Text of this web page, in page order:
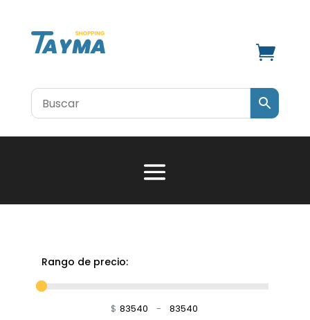

Rango de precio:
$ Minimum Price
-
Maximum Price